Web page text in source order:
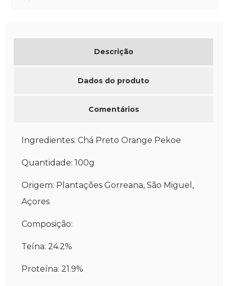
Descrição
Dados do produto
Comentários
Ingredientes: Chá Preto Orange Pekoe
Quantidade: 100g
Origem: Plantações Gorreana, São Miguel,
Açores
Composição:
Teína: 24.2%
Proteína: 21.9%